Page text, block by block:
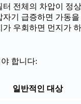
전체의 차압이 정
기 급증하면 가동
우회하면 먼지가
합니다:
일반적인 대상